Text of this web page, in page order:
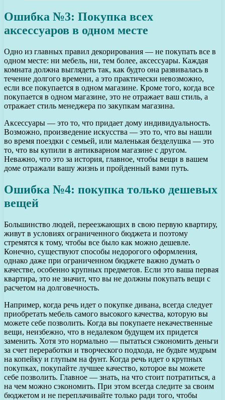
Ошибка №3: Покупка всех
аксессуаров в одном месте
Одно из главных правил декорирования — не покупать все в
одном месте: ни мебель, ни, тем более, аксессуары. Каждая
комната должна выглядеть так, как будто она развивалась в
течение долгого времени, а это практически невозможно,
если все покупается в одном магазине. Кроме того, когда все
покупается в одном магазине, это не отражает ваш стиль, а
отражает стиль менеджера по закупкам магазина.
Аксессуары — это то, что придает дому индивидуальность.
Возможно, произведение искусства — это то, что вы нашли
во время поездки с семьей, или маленькая безделушка — это
то, что вы купили в антикварном магазине с другом.
Неважно, что это за история, главное, чтобы вещи в вашем
доме отражали вашу жизнь и пройденный вами путь.
Ошибка №4: покупка только дешевых
вещей
Большинство людей, переезжающих в свою первую квартиру,
живут в условиях ограниченного бюджета и поэтому
стремятся к тому, чтобы все было как можно дешевле.
Конечно, существуют способы недорогого оформления,
однако даже при ограниченном бюджете важно думать о
качестве, особенно крупных предметов. Если это ваша первая
квартира, это не значит, что вы не должны покупать вещи с
расчетом на долговечность.
Например, когда речь идет о покупке дивана, всегда следует
приобретать мебель самого высокого качества, которую вы
можете себе позволить. Когда вы покупаете некачественные
вещи, неизбежно, что в недалеком будущем их придется
заменить. Хотя это нормально — пытаться сэкономить деньги
за счет переработки и творческого подхода, не будьте мудрым
на копейку и глупым на фунт. Когда речь идет о крупных
покупках, покупайте лучшее качество, которое вы можете
себе позволить. Главное — знать, на что стоит потратиться, а
на чем можно сэкономить. При этом всегда следите за своим
бюджетом и не переплачивайте только ради того, чтобы